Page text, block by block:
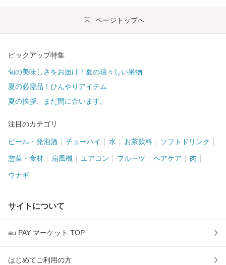
ページトップへ
ピックアップ特集
旬の美味しさをお届け！夏の瑞々しい果物
夏の必需品！ひんやりアイテム
夏の挨拶、まだ間に合います。
注目のカテゴリ
ビール・発泡酒 チューハイ 水 お茶飲料 ソフトドリンク
惣菜・食材 扇風機 エアコン フルーツ ヘアケア 肉
ウナギ
サイトについて
au PAY マーケット TOP
はじめてご利用の方